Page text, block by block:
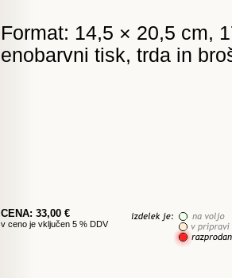
Format: 14,5 × 20,5 cm,
enobarvni tisk, trda in
CENA: 33,00 €
v ceno je vključen 5 % DDV